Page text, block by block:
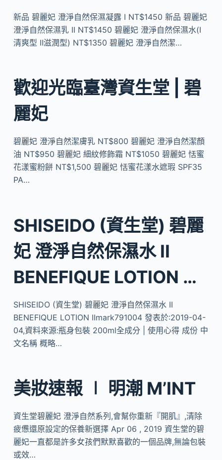
新品 碧麗妃 澄淨自然保濕凝露 I NT$1450 新品 碧麗妃
澄淨自然保濕乳 II NT$1450 碧麗妃 澄淨自然保濕水(Ⅰ
清爽型 Ⅱ滋潤型) NT$1350 碧麗妃 澄淨自然潔…
歡迎光臨臺灣資生堂 | 碧
麗妃
碧麗妃 澄淨自然潔膚乳 NT$800 碧麗妃 澄淨自然潔顏
油 NT$950 碧麗妃 細紋修飾霜 NT$1050 碧麗妃 恬蜜
花漾蜜粉餅 NT$1,500 碧麗妃 恬蜜花漾水遮瑕 SPF35
PA…
SHISEIDO (資生堂) 碧麗
妃 澄淨自然保濕水 II
BENEFIQUE LOTION …
SHISEIDO (資生堂) 碧麗妃 澄淨自然保濕水 II
BENEFIQUE LOTION IImark791004 發表於:2019-04-
04,資料來源:瓶身包裝 200ml全成分 | 使用心得 成份 中
文名稱 概略…
美妝速報 ∣ 明潮 M’INT
資生堂碧麗妃 澄淨自然系列,會幫你重新『開肌』,清除
疲憊還原設定的保養新選擇 Apr 06 , 2019 資生堂的碧
麗妃一直都是許多女孩們默默喜歡的一個品牌,無論包裝
或效…